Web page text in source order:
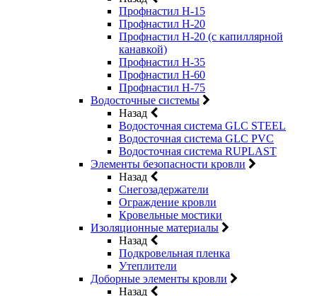
Профнастил Н-15
Профнастил Н-20
Профнастил Н-20 (с капиллярной
канавкой)
Профнастил Н-35
Профнастил Н-60
Профнастил Н-75
Водосточные системы
Назад
Водосточная система GLC STEEL
Водосточная система GLC PVC
Водосточная система RUPLAST
Элементы безопасности кровли
Назад
Снегозадержатели
Ограждение кровли
Кровельные мостики
Изоляционные материалы
Назад
Подкровельная пленка
Утеплители
Доборные элементы кровли
Назад